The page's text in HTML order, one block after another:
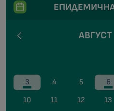
АВГУСТ
3
4 5 6
10
11 12 13